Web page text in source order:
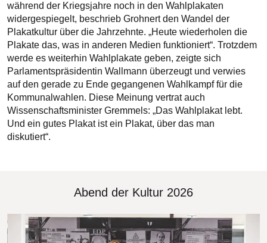
während der Kriegsjahre noch in den Wahlplakaten
widergespiegelt, beschrieb Grohnert den Wandel der
Plakatkultur über die Jahrzehnte. „Heute wiederholen die
Plakate das, was in anderen Medien funktioniert“. Trotzdem
werde es weiterhin Wahlplakate geben, zeigte sich
Parlamentspräsidentin Wallmann überzeugt und verwies
auf den gerade zu Ende gegangenen Wahlkampf für die
Kommunalwahlen. Diese Meinung vertrat auch
Wissenschaftsminister Gremmels: „Das Wahlplakat lebt.
Und ein gutes Plakat ist ein Plakat, über das man
diskutiert“.
Abend der Kultur 2026
Bilddatei